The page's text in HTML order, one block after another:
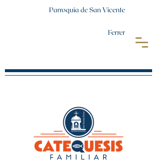
Parroquia de San Vicente
Ferrer